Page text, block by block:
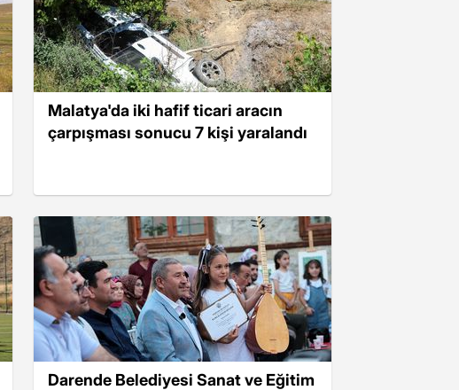
Malatya'da iki hafif ticari aracın
çarpışması sonucu 7 kişi yaralandı
Darende Belediyesi Sanat ve Eğitim